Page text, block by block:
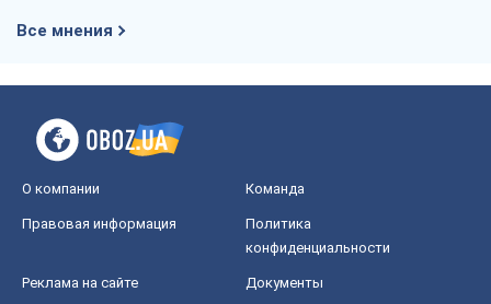
Все мнения
О компании Команда
Правовая информация
Политика
конфиденциальности
Реклама на сайте Документы